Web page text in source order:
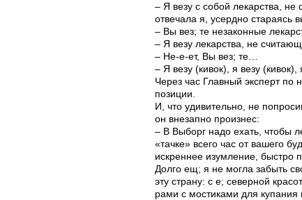
– Я везу с собой лекарства,
отвечала я, усердно стараясь
– Вы вез; те незаконные
– Я везу лекарства, не
– Не-е-ет, Вы вез; те…
– Я везу (кивок), я везу (кивок),
Через час Главный эксперт по
позиции.
И, что удивительно, не
он внезапно произнес:
– В Выборг надо ехать, чтобы
«тачке» всего час от вашего
искреннее изумление, быстро
Долго ещ; я не могла забыть
эту страну: с е; северной
рами с мостиками для